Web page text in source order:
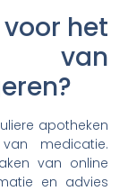
het
van
apotheken
medicatie.
van online
en advies